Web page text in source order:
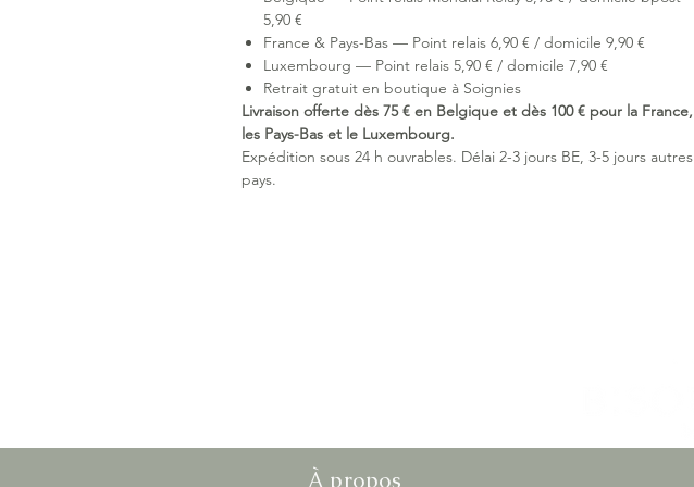
5,90 €
France & Pays-Bas — Point relais 6,90 € / domicile 9,90 €
Luxembourg — Point relais 5,90 € / domicile 7,90 €
Retrait gratuit en boutique à Soignies
Livraison offerte dès 75 € en Belgique et dès 100 € pour la France,
les Pays-Bas et le Luxembourg.
Expédition sous 24 h ouvrables. Délai 2-3 jours BE, 3-5 jours autres
pays.
À propos